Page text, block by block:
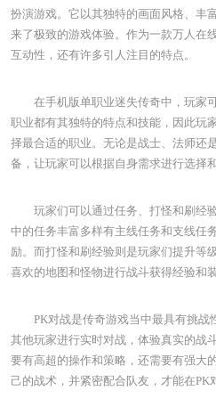
扮演游戏。它以其独特的画面风格、丰
来了极致的游戏体验。作为一款万人在
互动性，还有许多引人注目的特点。
在手机版单职业迷失传奇中，玩家
职业都有其独特的特点和技能，因此玩
择最合适的职业。无论是战士、法师还
备，让玩家可以根据自身需求进行选择和
玩家们可以通过任务、打怪和刷经
中的任务丰富多样有主线任务和支线任
励。而打怪和刷经验则是玩家们提升等
喜欢的地图和怪物进行战斗获得经验和装
PK对战是传奇游戏当中最具有挑
其他玩家进行实时对战，体验真实的战
要有高超的操作和策略，还需要有强大
己的战术，并紧密配合队友，才能在PK